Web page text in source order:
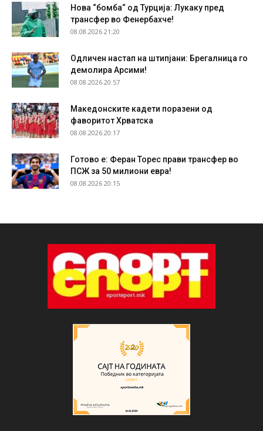
Нова “бомба“ од Турција: Лукаку пред
трансфер во Фенербахче!
08.08.2026 21:20
Одличен настап на штипјани: Брегалница го
демолира Арсими!
08.08.2026 20:57
Македонските кадети поразени од
фаворитот Хрватска
08.08.2026 20:17
Готово е: Феран Торес прави трансфер во
ПСЖ за 50 милиони евра!
08.08.2026 20:15